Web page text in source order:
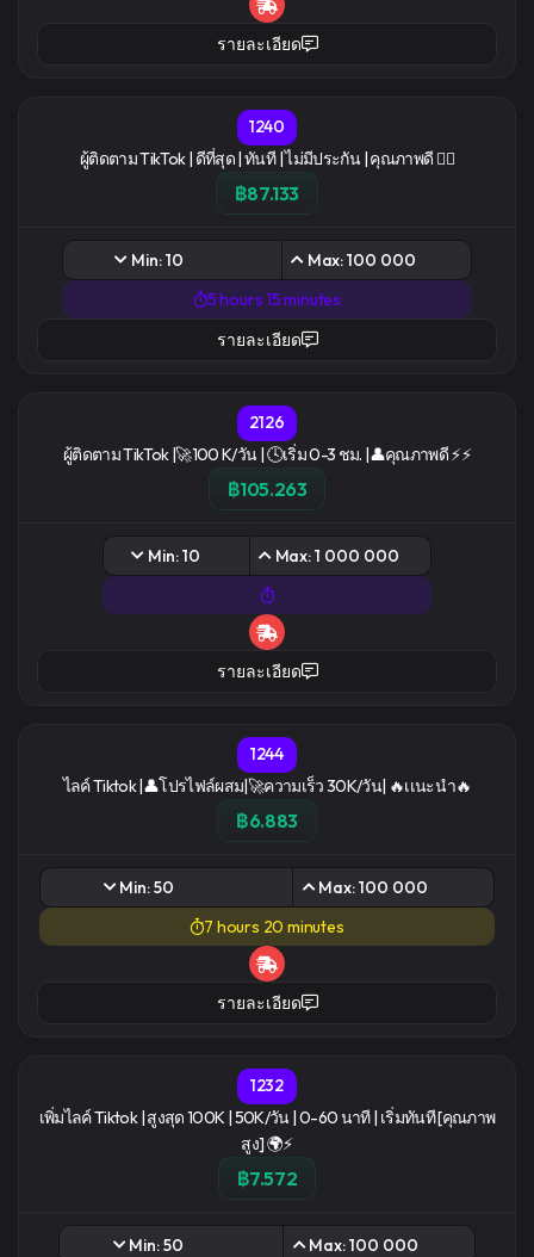
รายละเอียด
1240
ผู้ติดตาม TikTok | ดีที่สุด | ทันที | ไม่มีประกัน | คุณภาพดี ❤️‍🔥
฿87.133
Min: 10
Max: 100 000
5 hours 15 minutes
รายละเอียด
2126
ผู้ติดตาม TikTok |🚀100 K/วัน | 🕓เริ่ม 0-3 ชม. |👤คุณภาพดี ⚡⚡
฿105.263
Min: 10 Max: 1 000 000
รายละเอียด
1244
ไลค์ Tiktok |👤โปรไฟล์ผสม|🚀ความเร็ว 30K/วัน| 🔥เเนะนำ🔥
฿6.883
Min: 50
Max: 100 000
7 hours 20 minutes
รายละเอียด
1232
เพิ่มไลค์ Tiktok | สูงสุด 100K | 50K/วัน | 0-60 นาที | เริ่มทันที [คุณภาพ
สูง] 🌍⚡
฿7.572
Min: 50
Max: 100 000